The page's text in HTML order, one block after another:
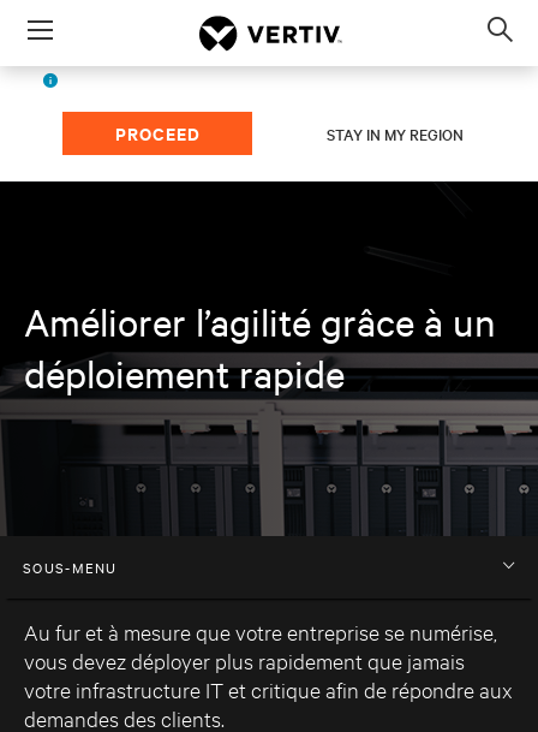
Menu
PROCEED STAY IN MY REGION
Améliorer l’agilité grâce à un
déploiement rapide
SOUS-MENU
Au fur et à mesure que votre entreprise se numérise,
vous devez déployer plus rapidement que jamais
votre infrastructure IT et critique afin de répondre aux
demandes des clients.